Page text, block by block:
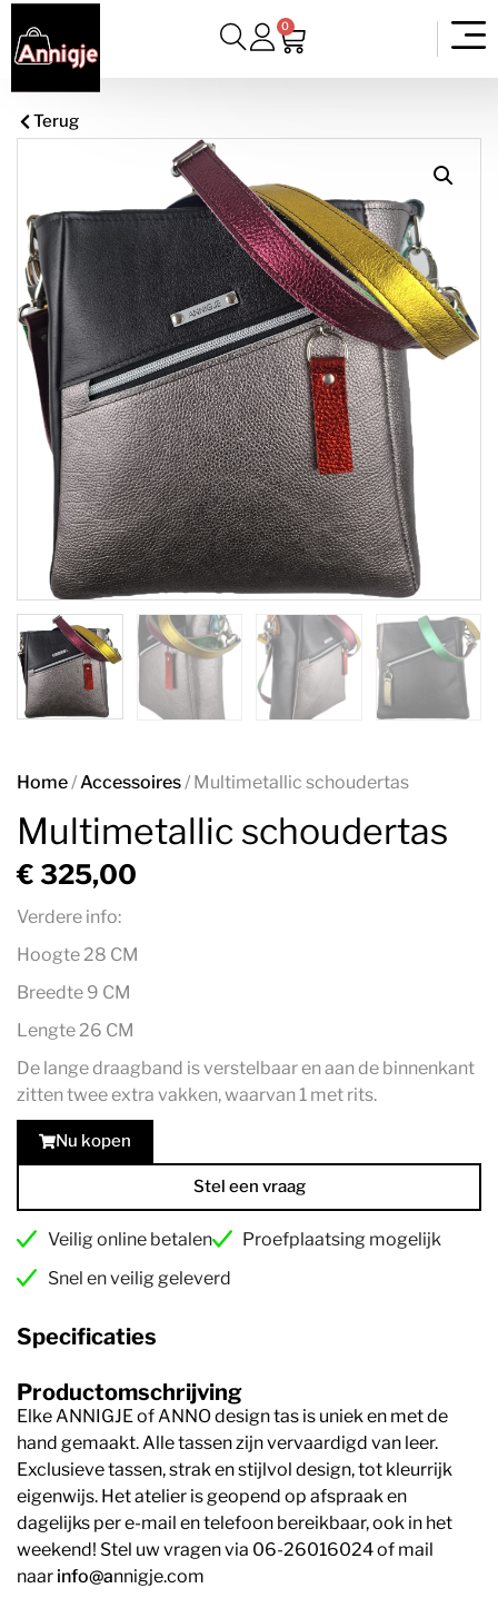
0
Terug
Home / Accessoires / Multimetallic schoudertas
Multimetallic schoudertas
€ 325,00
Verdere info:
Hoogte 28 CM
Breedte 9 CM
Lengte 26 CM
De lange draagband is verstelbaar en aan de binnenkant
zitten twee extra vakken, waarvan 1 met rits.
Nu kopen
Stel een vraag
Veilig online betalen
Proefplaatsing mogelijk
Snel en veilig geleverd
Specificaties
Productomschrijving
Elke ANNIGJE of ANNO design tas is uniek en met de
hand gemaakt. Alle tassen zijn vervaardigd van leer.
Exclusieve tassen, strak en stijlvol design, tot kleurrijk
eigenwijs. Het atelier is geopend op afspraak en
dagelijks per e-mail en telefoon bereikbaar, ook in het
weekend! Stel uw vragen via 06-26016024 of mail
naar info@annigje.com